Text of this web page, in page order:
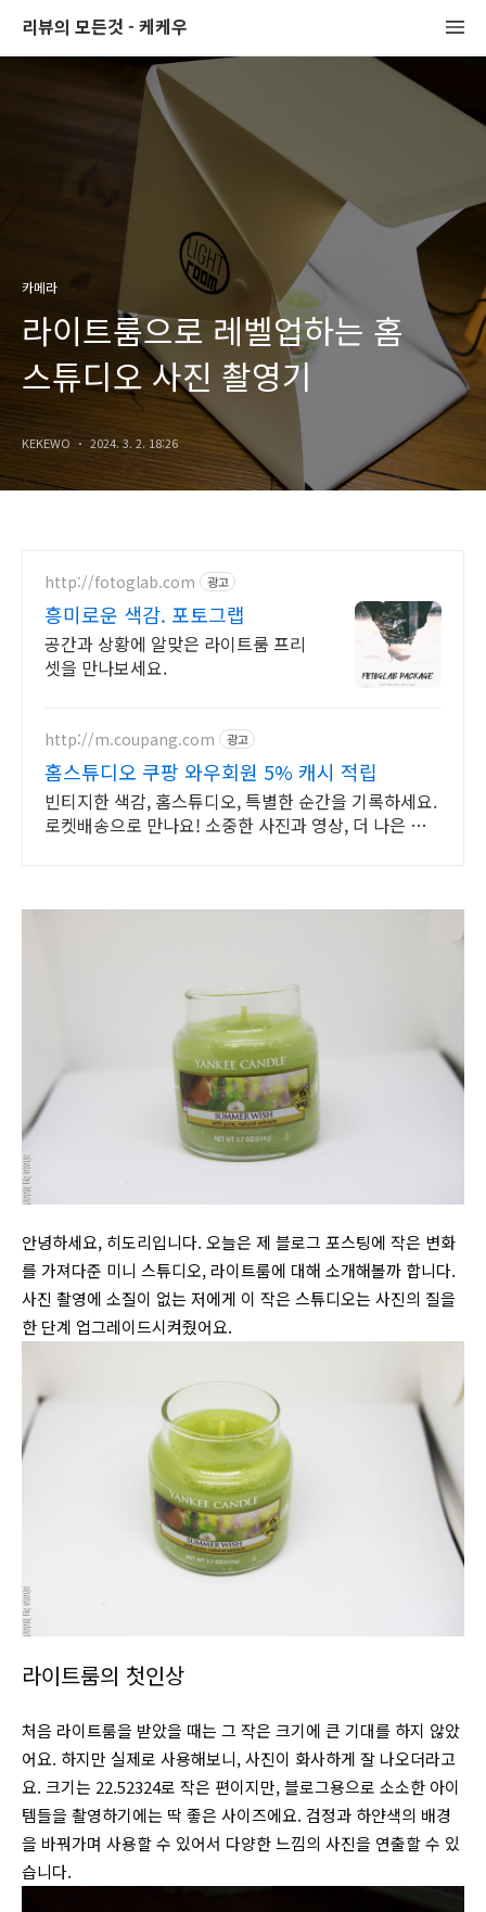
리뷰의 모든것 - 케케우
카메라
라이트룸으로 레벨업하는 홈
스튜디오 사진 촬영기
KEKEWO 2024. 3. 2. 18:26
http://fotoglab.com 광고
흥미로운 색감. 포토그랩
공간과 상황에 알맞은 라이트룸 프리
셋을 만나보세요.
http://m.coupang.com 광고
홈스튜디오 쿠팡 와우회원 5% 캐시 적립
빈티지한 색감, 홈스튜디오, 특별한 순간을 기록하세요.
로켓배송으로 만나요! 소중한 사진과 영상, 더 나은 상
안녕하세요, 히도리입니다. 오늘은 제 블로그 포스팅에 작은 변화
를 가져다준 미니 스튜디오, 라이트룸에 대해 소개해볼까 합니다.
사진 촬영에 소질이 없는 저에게 이 작은 스튜디오는 사진의 질을
한 단계 업그레이드시켜줬어요.
라이트룸의 첫인상
처음 라이트룸을 받았을 때는 그 작은 크기에 큰 기대를 하지 않았
어요. 하지만 실제로 사용해보니, 사진이 화사하게 잘 나오더라고
요. 크기는 22.52324로 작은 편이지만, 블로그용으로 소소한 아이
템들을 촬영하기에는 딱 좋은 사이즈에요. 검정과 하얀색의 배경
을 바꿔가며 사용할 수 있어서 다양한 느낌의 사진을 연출할 수 있
습니다.